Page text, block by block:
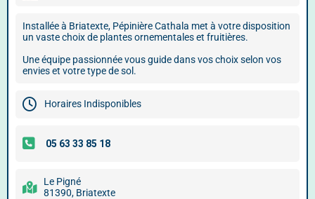
Installée à Briatexte, Pépinière Cathala met à votre disposition
un vaste choix de plantes ornementales et fruitières.
Une équipe passionnée vous guide dans vos choix selon vos
envies et votre type de sol.
Horaires Indisponibles
Le Pigné
81390, Briatexte